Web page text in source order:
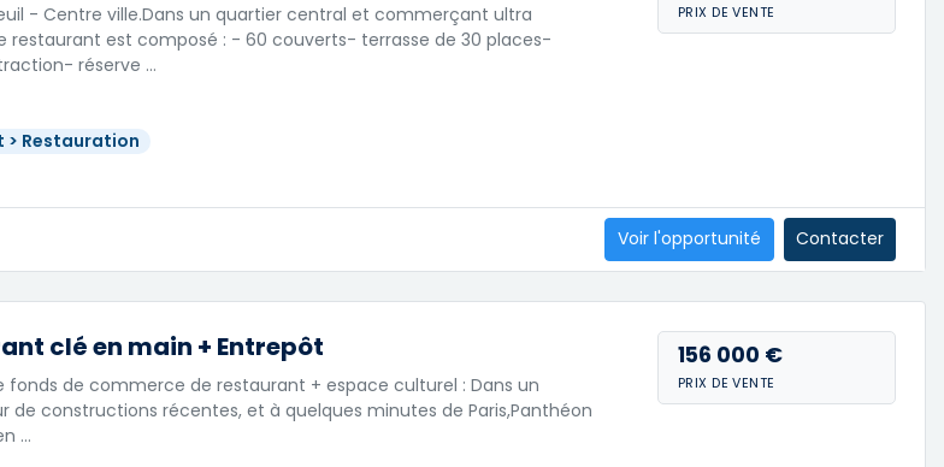
- Centre ville.Dans un quartier central et commerçant ultra
restaurant est composé : - 60 couverts- terrasse de 30 places-
réserve …
> Restauration
PRIX DE VENTE
Voir l'opportunité Contacter
clé en main + Entrepôt
fonds de commerce de restaurant + espace culturel : Dans un
de constructions récentes, et à quelques minutes de Paris,Panthéon
…
156 000 €
PRIX DE VENTE